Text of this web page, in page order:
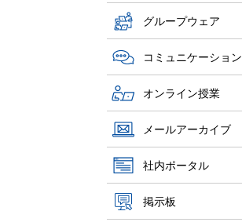
グループウェア
コミュニケーション
オンライン授業
メールアーカイブ
社内ポータル
掲示板